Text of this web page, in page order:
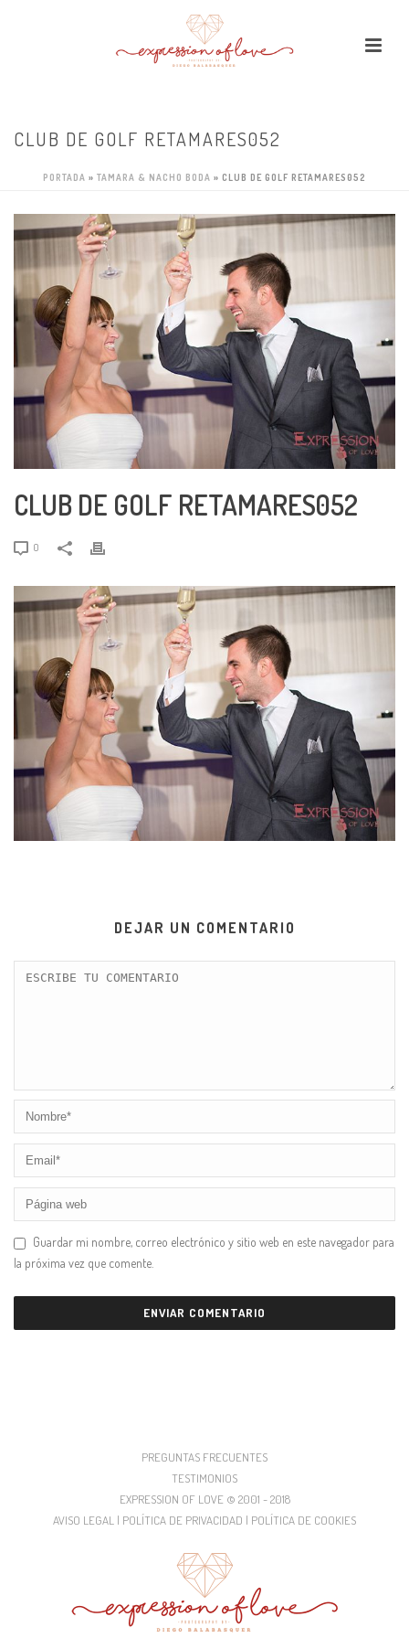
CLUB DE GOLF RETAMARES052
PORTADA » TAMARA & NACHO BODA » CLUB DE GOLF RETAMARES052
CLUB DE GOLF RETAMARES052
0
DEJAR UN COMENTARIO
Guardar mi nombre, correo electrónico y sitio web en este navegador para
la próxima vez que comente.
PREGUNTAS FRECUENTES
TESTIMONIOS
EXPRESSION OF LOVE © 2001 - 2018
AVISO LEGAL | POLÍTICA DE PRIVACIDAD | POLÍTICA DE COOKIES